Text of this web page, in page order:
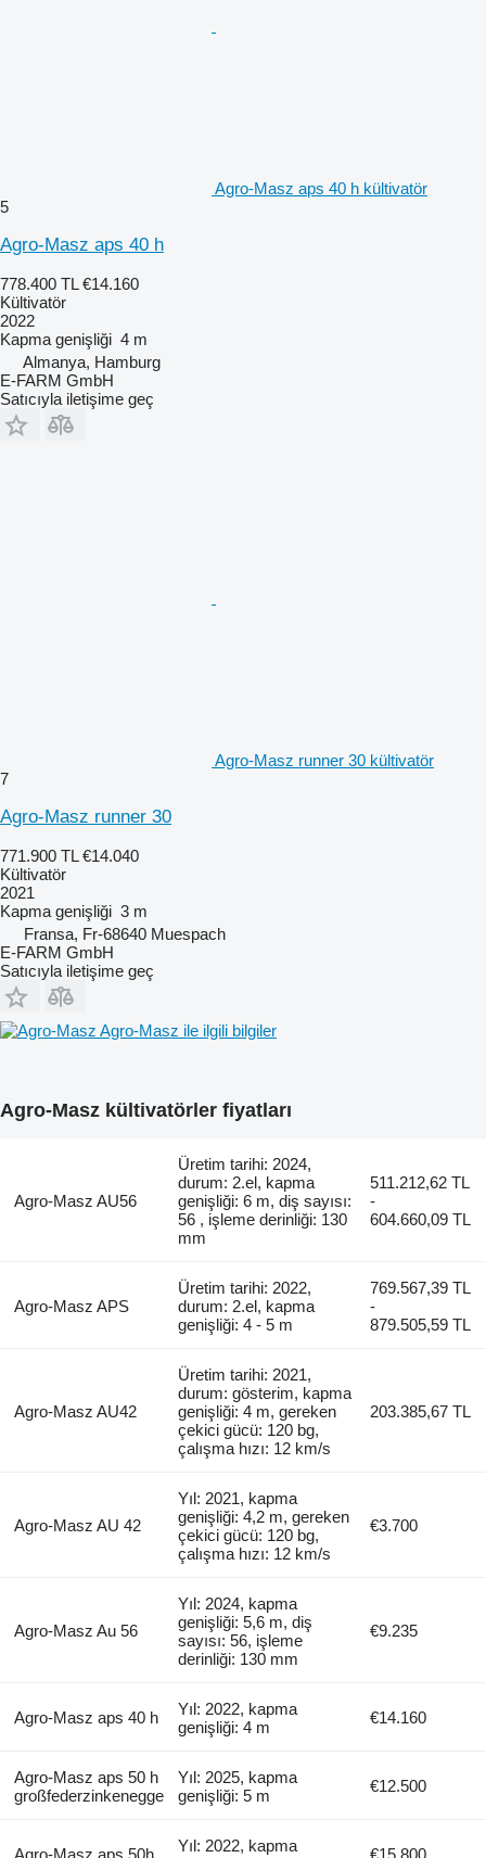
Agro-Masz aps 40 h kültivatör
5
Agro-Masz aps 40 h
778.400 TL €14.160
Kültivatör
2022
Kapma genişliği 4 m
Almanya, Hamburg
E-FARM GmbH
Satıcıyla iletişime geç
Agro-Masz runner 30 kültivatör
7
Agro-Masz runner 30
771.900 TL €14.040
Kültivatör
2021
Kapma genişliği 3 m
Fransa, Fr-68640 Muespach
E-FARM GmbH
Satıcıyla iletişime geç
Agro-Masz ile ilgili bilgiler
Agro-Masz kültivatörler fiyatları
Agro-Masz AU56
Üretim tarihi: 2024,
durum: 2.el, kapma
genişliği: 6 m, diş sayısı:
56 , işleme derinliği: 130
mm
511.212,62 TL
-
604.660,09 TL
Agro-Masz APS
Üretim tarihi: 2022,
durum: 2.el, kapma
genişliği: 4 - 5 m
769.567,39 TL
-
879.505,59 TL
Agro-Masz AU42
Üretim tarihi: 2021,
durum: gösterim, kapma
genişliği: 4 m, gereken
çekici gücü: 120 bg,
çalışma hızı: 12 km/s
203.385,67 TL
Agro-Masz AU 42
Yıl: 2021, kapma
genişliği: 4,2 m, gereken
çekici gücü: 120 bg,
çalışma hızı: 12 km/s
€3.700
Agro-Masz Au 56
Yıl: 2024, kapma
genişliği: 5,6 m, diş
sayısı: 56, işleme
derinliği: 130 mm
€9.235
Agro-Masz aps 40 h
Yıl: 2022, kapma
genişliği: 4 m
€14.160
Agro-Masz aps 50 h
großfederzinkenegge
Yıl: 2025, kapma
genişliği: 5 m
€12.500
Agro-Masz aps 50h
Yıl: 2022, kapma
€15.800